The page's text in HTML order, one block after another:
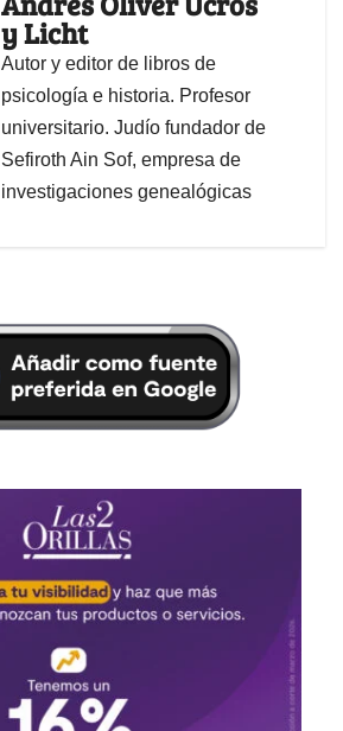
y Licht
Autor y editor de libros de
psicología e historia. Profesor
universitario. Judío fundador de
Sefiroth Ain Sof, empresa de
investigaciones genealógicas